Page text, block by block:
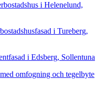
i Helenelund,
i Tureberg,
i Edsberg, Sollentuna
omfogning och tegelbyte